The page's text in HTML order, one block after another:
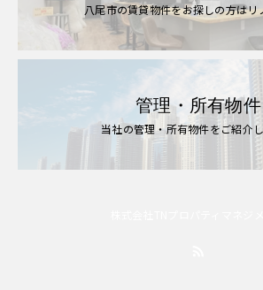
八尾市の賃貸物件をお探しの方はリ
管理・所有物件
当社の管理・所有物件をご紹介し